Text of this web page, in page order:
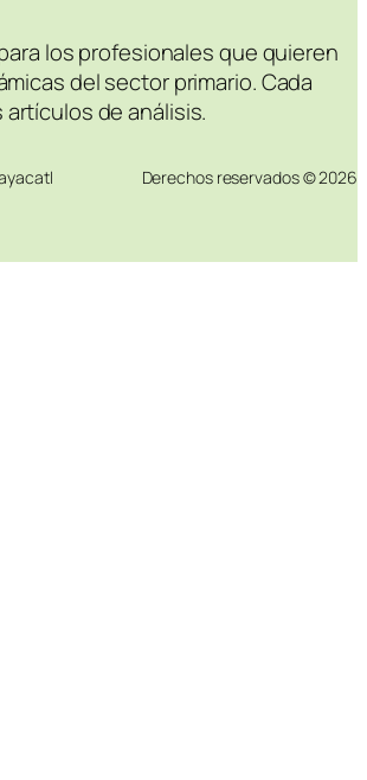
los profesionales que quieren
del sector primario. Cada
de análisis.
Derechos reservados © 2026